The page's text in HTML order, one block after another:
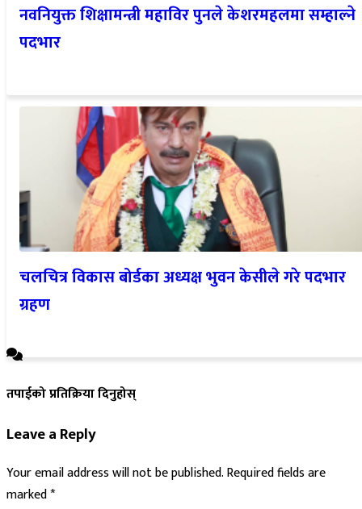
नवनियुक्त शिक्षामन्त्री महाविर पुनले केशरमहलमा सम्हाल्ने
पदभार
चलचित्र विकास बोर्डका अध्यक्ष भुवन केसीले गरे पदभार
ग्रहण
तपाईको प्रतिक्रिया दिनुहोस्
Leave a Reply
Your email address will not be published.Required fields are
marked*